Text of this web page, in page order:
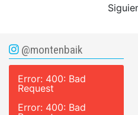
@montenbaik
Error: 400: Bad
Request
Error: 400: Bad